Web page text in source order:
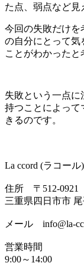
た点、弱点など見
今回の失敗だけを
の自分にとって気
ことがわかったと
失敗という一点に
持つことによって
きるのです。
La ccord (ラコール)
住所 〒512-0921
三重県四日市市 尾
メール info@la-
営業時間
9:00～14:00